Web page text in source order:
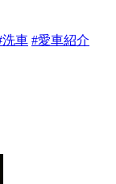
洗車 #愛車紹介